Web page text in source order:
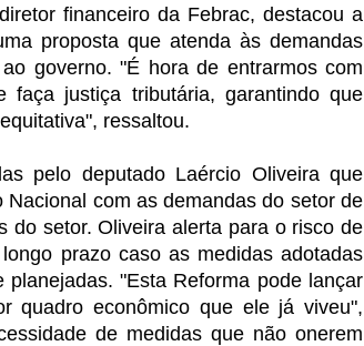
financeiro da Febrac, destacou a
proposta que atenda às demandas
governo. "É hora de entrarmos com
faça justiça tributária, garantindo que
ressaltou.
pelo deputado Laércio Oliveira que
com as demandas do setor de
do setor. Oliveira alerta para o risco de
prazo caso as medidas adotadas
planejadas. "Esta Reforma pode lançar
quadro econômico que ele já viveu",
de medidas que não onerem